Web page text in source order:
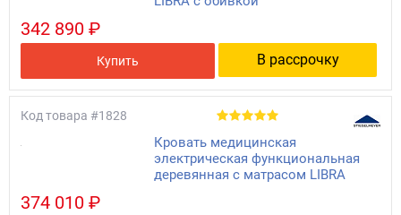
342 890 ₽
Купить В рассрочку
Код товара #1828
Кровать медицинская
электрическая функциональная
деревянная с матрасом LIBRA
374 010 ₽